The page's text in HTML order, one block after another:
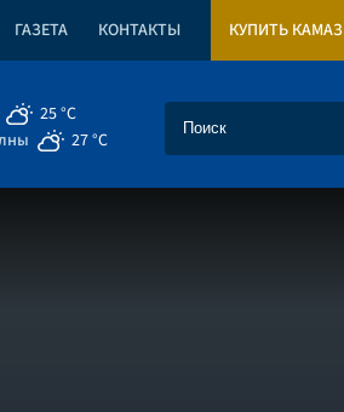
ГАЗЕТА КОНТАКТЫ КУПИТЬ КАМАЗ
25 °C
27 °C